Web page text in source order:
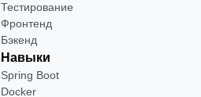
Тестирование
Фронтенд
Бэкенд
Навыки
Spring Boot
Docker